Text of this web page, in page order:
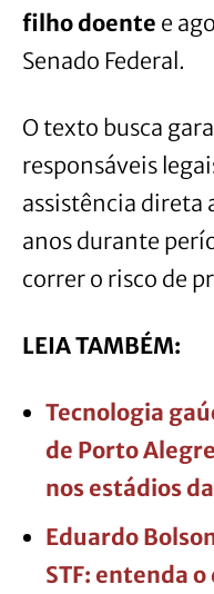
filho doente e
Senado Federal.
O texto busca
responsáveis
assistência direta
anos durante
correr o risco de
LEIA TAMBÉM:
Tecnologia
de Porto
nos estádios
Eduardo
STF: entenda